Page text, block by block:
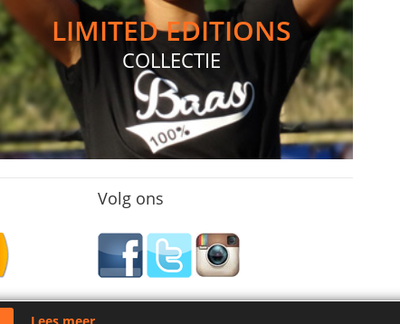
LIMITED EDITIONS
COLLECTIE
Volg ons